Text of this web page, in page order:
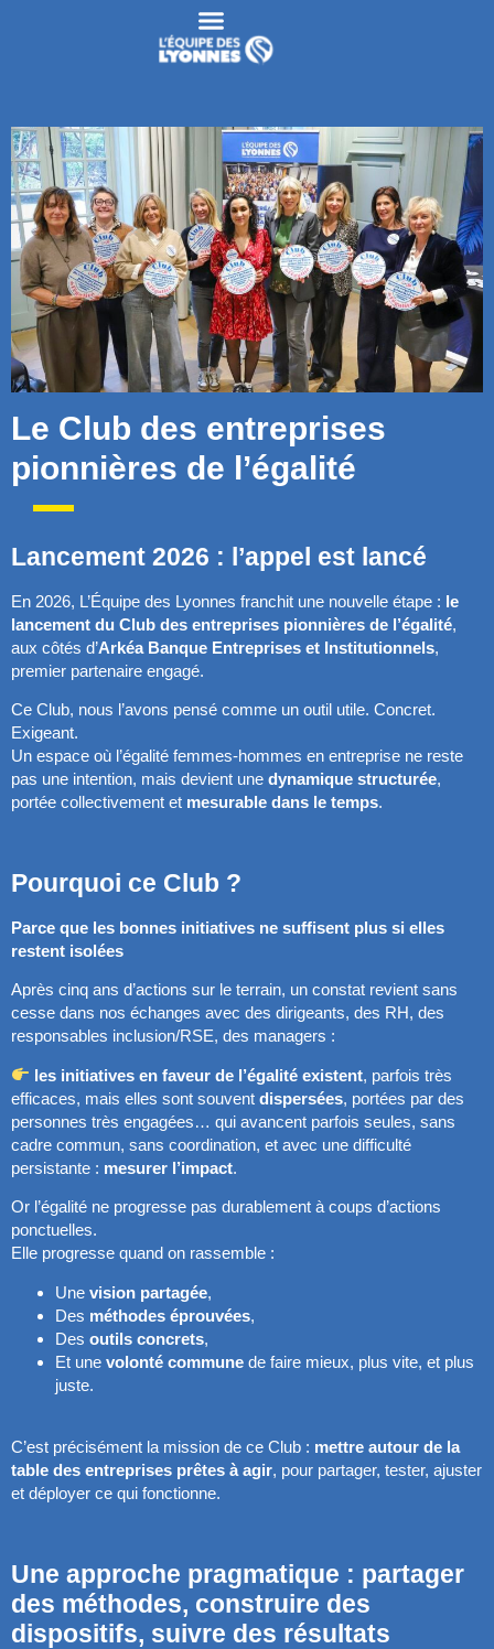
Le Club des entreprises
pionnières de l’égalité
Lancement 2026 : l’appel est lancé
En 2026, L’Équipe des Lyonnes franchit une nouvelle étape : le
lancement du Club des entreprises pionnières de l’égalité,
aux côtés d’Arkéa Banque Entreprises et Institutionnels,
premier partenaire engagé.
Ce Club, nous l’avons pensé comme un outil utile. Concret.
Exigeant.
Un espace où l’égalité femmes-hommes en entreprise ne reste
pas une intention, mais devient une dynamique structurée,
portée collectivement et mesurable dans le temps.
Pourquoi ce Club ?
Parce que les bonnes initiatives ne suffisent plus si elles
restent isolées
Après cinq ans d’actions sur le terrain, un constat revient sans
cesse dans nos échanges avec des dirigeants, des RH, des
responsables inclusion/RSE, des managers :
les initiatives en faveur de l’égalité existent, parfois très
efficaces, mais elles sont souvent dispersées, portées par des
personnes très engagées… qui avancent parfois seules, sans
cadre commun, sans coordination, et avec une difficulté
persistante : mesurer l’impact.
Or l’égalité ne progresse pas durablement à coups d’actions
ponctuelles.
Elle progresse quand on rassemble :
Une vision partagée,
Des méthodes éprouvées,
Des outils concrets,
Et une volonté commune de faire mieux, plus vite, et plus
juste.
C’est précisément la mission de ce Club : mettre autour de la
table des entreprises prêtes à agir, pour partager, tester, ajuster
et déployer ce qui fonctionne.
Une approche pragmatique : partager
des méthodes, construire des
dispositifs, suivre des résultats